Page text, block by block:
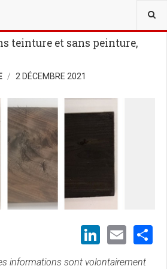
teinture et sans peinture,
2 DÉCEMBRE 2021
informations sont volontairement